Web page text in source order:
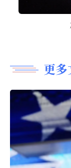
更